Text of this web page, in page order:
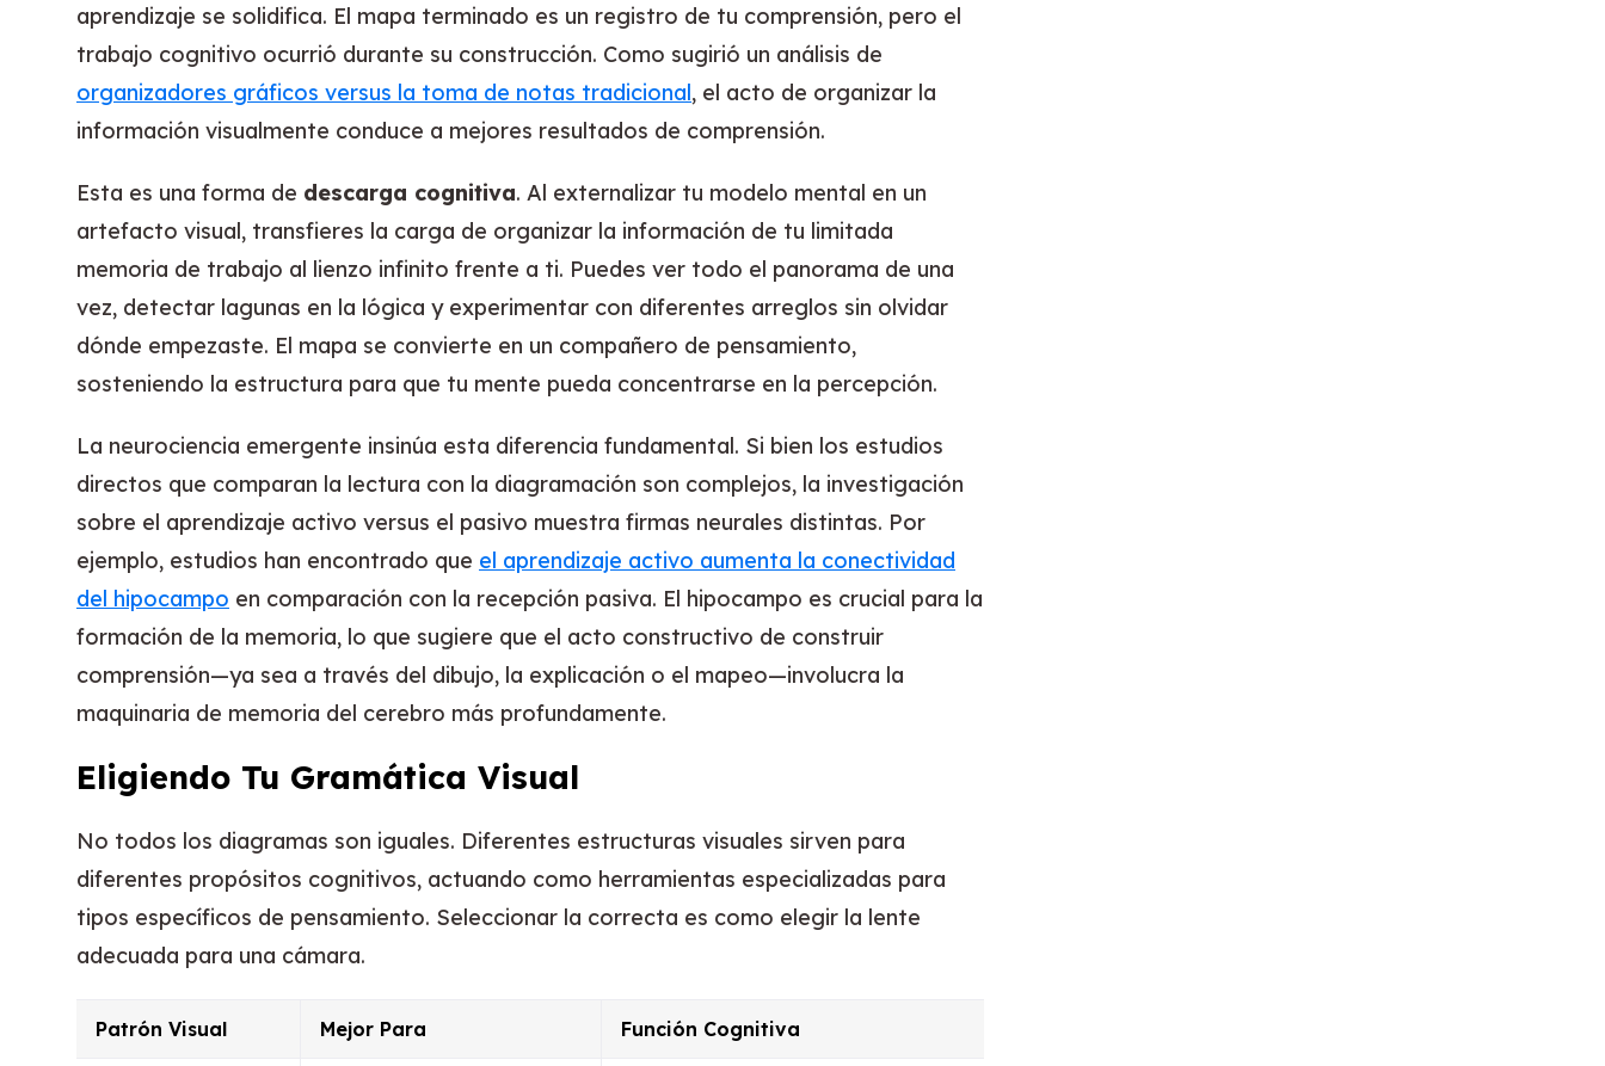
aprendizaje se solidifica. El mapa terminado es un registro de tu comprensión, pero el
trabajo cognitivo ocurrió durante su construcción. Como sugirió un análisis de
organizadores gráficos versus la toma de notas tradicional, el acto de organizar la
información visualmente conduce a mejores resultados de comprensión.
Esta es una forma de descarga cognitiva. Al externalizar tu modelo mental en un
artefacto visual, transfieres la carga de organizar la información de tu limitada
memoria de trabajo al lienzo infinito frente a ti. Puedes ver todo el panorama de una
vez, detectar lagunas en la lógica y experimentar con diferentes arreglos sin olvidar
dónde empezaste. El mapa se convierte en un compañero de pensamiento,
sosteniendo la estructura para que tu mente pueda concentrarse en la percepción.
La neurociencia emergente insinúa esta diferencia fundamental. Si bien los estudios
directos que comparan la lectura con la diagramación son complejos, la investigación
sobre el aprendizaje activo versus el pasivo muestra firmas neurales distintas. Por
ejemplo, estudios han encontrado que el aprendizaje activo aumenta la conectividad
del hipocampo en comparación con la recepción pasiva. El hipocampo es crucial para la
formación de la memoria, lo que sugiere que el acto constructivo de construir
comprensión—ya sea a través del dibujo, la explicación o el mapeo—involucra la
maquinaria de memoria del cerebro más profundamente.
Eligiendo Tu Gramática Visual
No todos los diagramas son iguales. Diferentes estructuras visuales sirven para
diferentes propósitos cognitivos, actuando como herramientas especializadas para
tipos específicos de pensamiento. Seleccionar la correcta es como elegir la lente
adecuada para una cámara.
Patrón Visual Mejor Para Función Cognitiva